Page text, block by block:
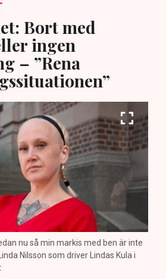
Bort med
ingen
– ”Rena
nu så min markis med ben är inte
Nilsson som driver Lindas Kula i